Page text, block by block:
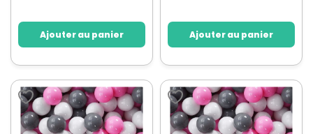
Ajouter au panier Ajouter au panier